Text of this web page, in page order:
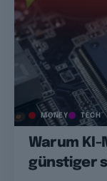
MONEY TECH
Warum KI-
günstiger